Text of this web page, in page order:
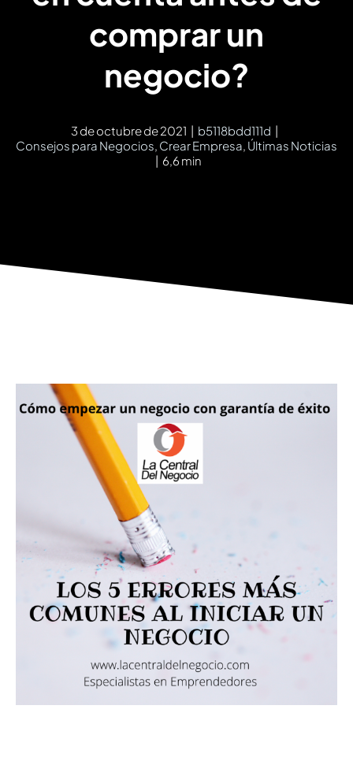
comprar un
negocio?
3 de octubre de 2021 | b5118bdd111d |
Consejos para Negocios, Crear Empresa, Últimas Noticias
| 6,6 min